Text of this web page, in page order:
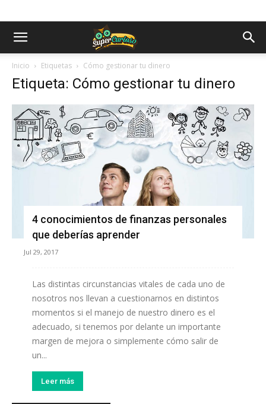
Inicio Etiquetas Cómo gestionar tu dinero
Etiqueta: Cómo gestionar tu dinero
4 conocimientos de finanzas personales
que deberías aprender
Jul 29, 2017
Las distintas circunstancias vitales de cada uno de
nosotros nos llevan a cuestionarnos en distintos
momentos si el manejo de nuestro dinero es el
adecuado, si tenemos por delante un importante
margen de mejora o simplemente cómo salir de
un...
Leer más